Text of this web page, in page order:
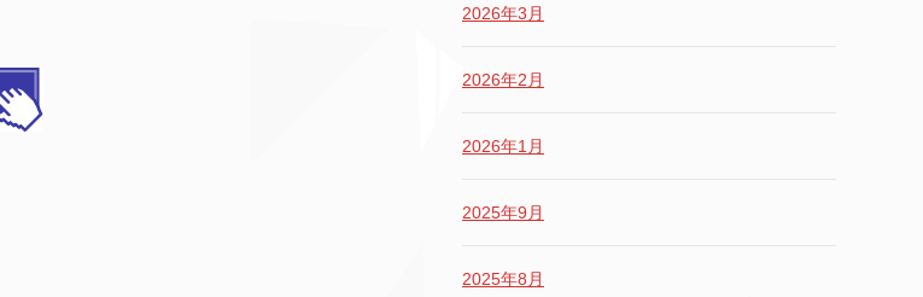
2026年3月
2026年2月
2026年1月
2025年9月
2025年8月